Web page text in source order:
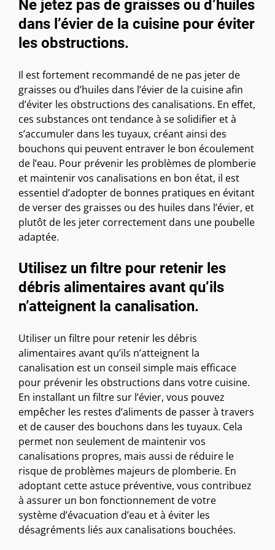
Ne jetez pas de graisses ou d’huiles
dans l’évier de la cuisine pour éviter
les obstructions.
Il est fortement recommandé de ne pas jeter de
graisses ou d’huiles dans l’évier de la cuisine afin
d’éviter les obstructions des canalisations. En effet,
ces substances ont tendance à se solidifier et à
s’accumuler dans les tuyaux, créant ainsi des
bouchons qui peuvent entraver le bon écoulement
de l’eau. Pour prévenir les problèmes de plomberie
et maintenir vos canalisations en bon état, il est
essentiel d’adopter de bonnes pratiques en évitant
de verser des graisses ou des huiles dans l’évier, et
plutôt de les jeter correctement dans une poubelle
adaptée.
Utilisez un filtre pour retenir les
débris alimentaires avant qu’ils
n’atteignent la canalisation.
Utiliser un filtre pour retenir les débris
alimentaires avant qu’ils n’atteignent la
canalisation est un conseil simple mais efficace
pour prévenir les obstructions dans votre cuisine.
En installant un filtre sur l’évier, vous pouvez
empêcher les restes d’aliments de passer à travers
et de causer des bouchons dans les tuyaux. Cela
permet non seulement de maintenir vos
canalisations propres, mais aussi de réduire le
risque de problèmes majeurs de plomberie. En
adoptant cette astuce préventive, vous contribuez
à assurer un bon fonctionnement de votre
système d’évacuation d’eau et à éviter les
désagréments liés aux canalisations bouchées.